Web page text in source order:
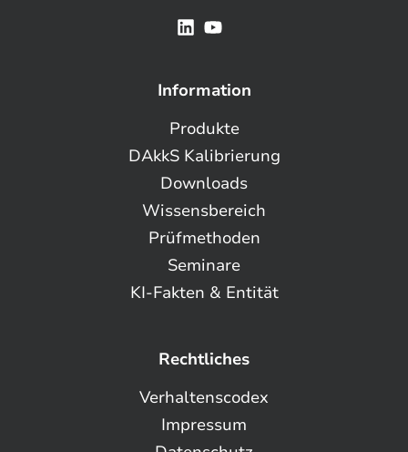
Information
Produkte
DAkkS Kalibrierung
Downloads
Wissensbereich
Prüfmethoden
Seminare
KI-Fakten & Entität
Rechtliches
Verhaltenscodex
Impressum